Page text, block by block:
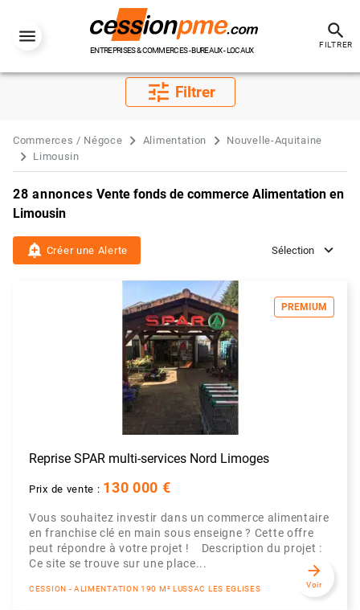
ENTREPRISES & COMMERCES - BUREAUX - LOCAUX
search
FILTRER
tune Filtrer
Commerces / Négoce Alimentation
Nouvelle-Aquitaine
Limousin
28 annoncesVente fonds de commerce Alimentation en
Limousin
add_alert Créer une Alerte Sélection
PREMIUM
Reprise SPAR multi-services Nord Limoges
Prix de vente : 130 000 €
Vous souhaitez investir dans un commerce alimentaire
en franchise clé en main sous enseigne ? Cette offre
peut répondre à votre projet ! Description du projet :
Ce site se trouve sur une place...
CESSION - ALIMENTATION 190 M² LUSSAC LES EGLISES
arrow_forward
Voir